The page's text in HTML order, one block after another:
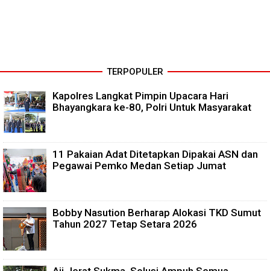
TERPOPULER
Kapolres Langkat Pimpin Upacara Hari
Bhayangkara ke-80, Polri Untuk Masyarakat
11 Pakaian Adat Ditetapkan Dipakai ASN dan
Pegawai Pemko Medan Setiap Jumat
Bobby Nasution Berharap Alokasi TKD Sumut
Tahun 2027 Tetap Setara 2026